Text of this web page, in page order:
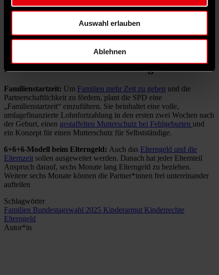
Auswahl erlauben
Ablehnen
Kindergeld, Kinderzuschlag und Wohngeld sollen Familien mit
eigenem niedrigem Lohneinkommen künftig nicht auf ergänzendes
Bürgergeld angewiesen sein. Die Zugänglichkeit dieser Leistungen
werden.Leistungen wie das Kindergeld sollen automatisch gewährt
Familienstartzeit und Elterngeld
Familienstartzeit: Um Familien mehr Zeit zu geben und die
Partnerschaftlichkeit zu fördern, plant die SPD eine
„Familienstartzeit“ einzuführen. Sie beinhaltet eine volle,
umlagefinanzierte Lohnfortzahlung in den ersten zwei Wochen nach
der Geburt, einen gestaffelten Mutterschutz bei Fehlgeburten und
ein Konzept für einen Mutterschutz für Selbstständige.
6+6+6-Modell beim Elterngeld: Auch das Elterngeld und die
Elternzeit sollen ausgeweitet werden. Danach hat jeder Elternteil
Anspruch darauf, sechs Monate lang Elterngeld zu beziehen.
Weitere sechs Monate können die Partner*innen frei untereinander
aufteilen
Schlagwörter
Familien Bundestagswahl 2025 Kinderarmut Kinderrechte
Elterngeld
Autor*in